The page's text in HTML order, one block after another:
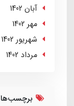
آبان 1402
مهر 1402
شهریور 1402
مرداد 1402
برچسب‌ها